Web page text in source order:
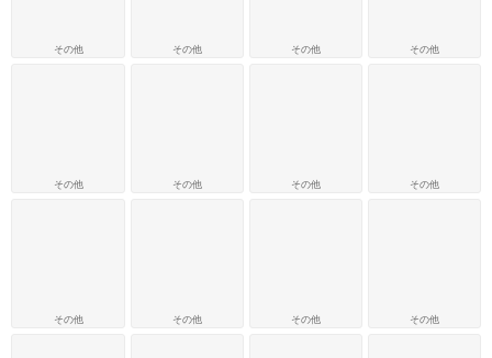
その他
その他
その他
その他
その他
その他
その他
その他
その他
その他
その他
その他